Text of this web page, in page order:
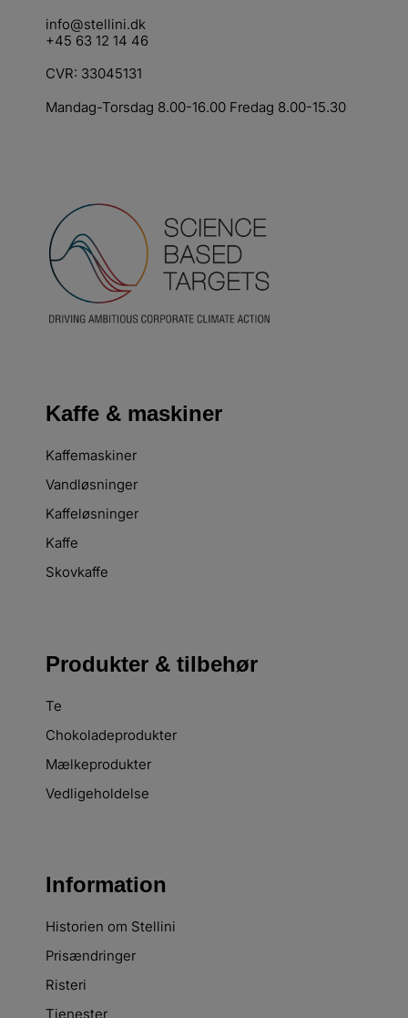
info@stellini.dk
+45 63 12 14 46
CVR: 33045131
Mandag-Torsdag 8.00-16.00 Fredag 8.00-15.30
Kaffe & maskiner
Kaffemaskiner
Vandløsninger
Kaffeløsninger
Kaffe
Skovkaffe
Produkter & tilbehør
Te
Chokoladeprodukter
Mælkeprodukter
Vedligeholdelse
Information
Historien om Stellini
Prisændringer
Risteri
Tjenester